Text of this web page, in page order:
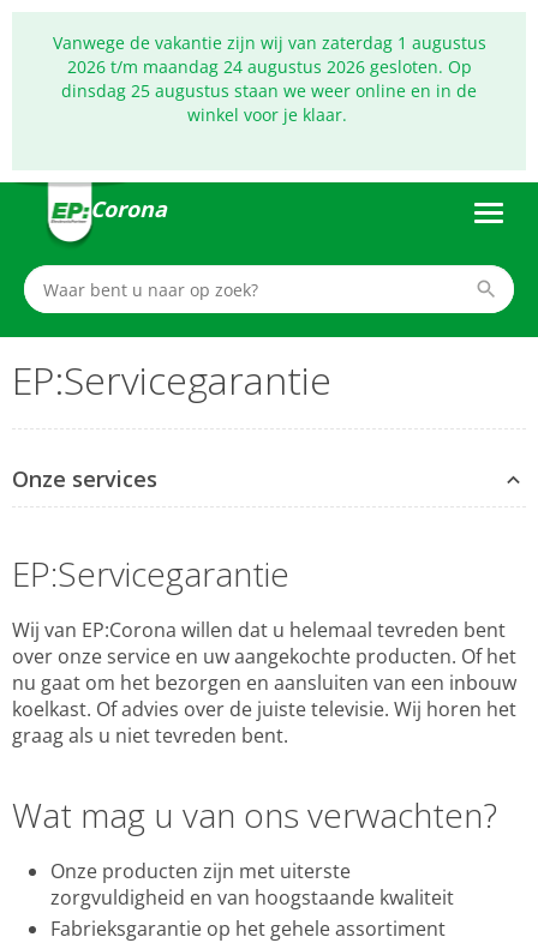
Vanwege de vakantie zijn wij van zaterdag 1 augustus
2026 t/m maandag 24 augustus 2026 gesloten. Op
dinsdag 25 augustus staan we weer online en in de
winkel voor je klaar.
Corona
EP:Servicegarantie
Onze services
EP:Servicegarantie
Wij van EP:Corona willen dat u helemaal tevreden bent
over onze service en uw aangekochte producten. Of het
nu gaat om het bezorgen en aansluiten van een inbouw
koelkast. Of advies over de juiste televisie. Wij horen het
graag als u niet tevreden bent.
Wat mag u van ons verwachten?
Onze producten zijn met uiterste
zorgvuldigheid en van hoogstaande kwaliteit
Fabrieksgarantie op het gehele assortiment